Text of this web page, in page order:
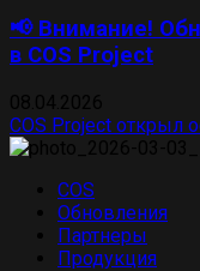
📢 Внимание!
в COS Project
COS Project открыл
COS
Обновления
Партнеры
Продукция